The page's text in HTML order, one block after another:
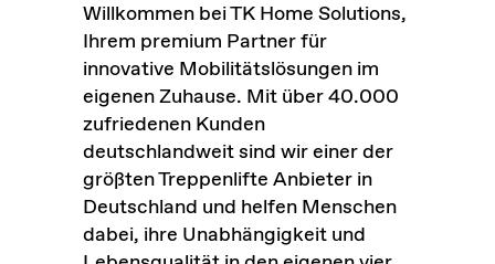
Willkommen bei TK Home Solutions,
Ihrem premium Partner für
innovative Mobilitätslösungen im
eigenen Zuhause. Mit über 40.000
zufriedenen Kunden
deutschlandweit sind wir einer der
größten Treppenlifte Anbieter in
Deutschland und helfen Menschen
dabei, ihre Unabhängigkeit und